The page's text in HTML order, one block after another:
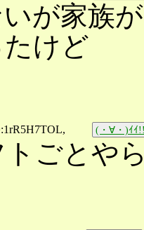
が家族
けど
(・∀・)ｲｲ
ごとや